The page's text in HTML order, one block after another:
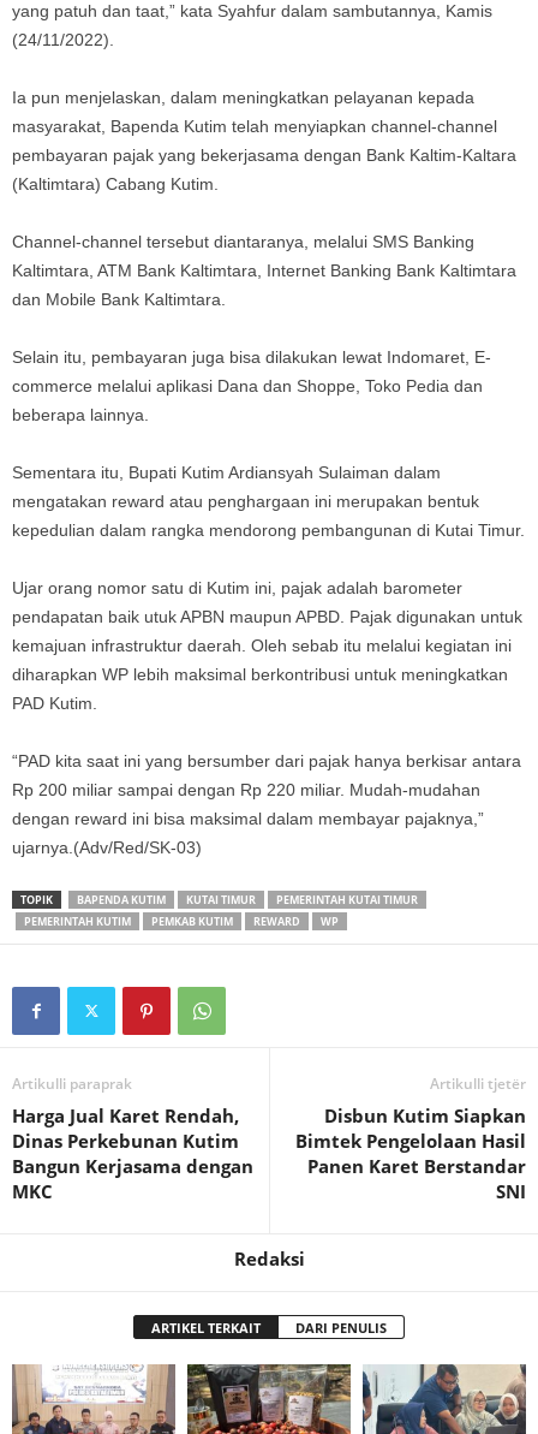
yang patuh dan taat,” kata Syahfur dalam sambutannya, Kamis
(24/11/2022).
Ia pun menjelaskan, dalam meningkatkan pelayanan kepada
masyarakat, Bapenda Kutim telah menyiapkan channel-channel
pembayaran pajak yang bekerjasama dengan Bank Kaltim-Kaltara
(Kaltimtara) Cabang Kutim.
Channel-channel tersebut diantaranya, melalui SMS Banking
Kaltimtara, ATM Bank Kaltimtara, Internet Banking Bank Kaltimtara
dan Mobile Bank Kaltimtara.
Selain itu, pembayaran juga bisa dilakukan lewat Indomaret, E-
commerce melalui aplikasi Dana dan Shoppe, Toko Pedia dan
beberapa lainnya.
Sementara itu, Bupati Kutim Ardiansyah Sulaiman dalam
mengatakan reward atau penghargaan ini merupakan bentuk
kepedulian dalam rangka mendorong pembangunan di Kutai Timur.
Ujar orang nomor satu di Kutim ini, pajak adalah barometer
pendapatan baik utuk APBN maupun APBD. Pajak digunakan untuk
kemajuan infrastruktur daerah. Oleh sebab itu melalui kegiatan ini
diharapkan WP lebih maksimal berkontribusi untuk meningkatkan
PAD Kutim.
“PAD kita saat ini yang bersumber dari pajak hanya berkisar antara
Rp 200 miliar sampai dengan Rp 220 miliar. Mudah-mudahan
dengan reward ini bisa maksimal dalam membayar pajaknya,”
ujarnya.(Adv/Red/SK-03)
TOPIK BAPENDA KUTIM KUTAI TIMUR
PEMERINTAH KUTAI TIMUR
PEMERINTAH KUTIM
PEMKAB KUTIM REWARD WP
Artikulli paraprak
Harga Jual Karet Rendah,
Dinas Perkebunan Kutim
Bangun Kerjasama dengan
MKC
Artikulli tjetër
Disbun Kutim Siapkan
Bimtek Pengelolaan Hasil
Panen Karet Berstandar
SNI
Redaksi
ARTIKEL TERKAIT DARI PENULIS